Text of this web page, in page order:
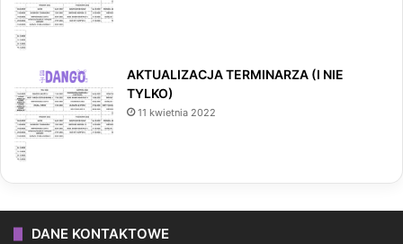
AKTUALIZACJA TERMINARZA (I NIE
TYLKO)
11 kwietnia 2022
DANE KONTAKTOWE